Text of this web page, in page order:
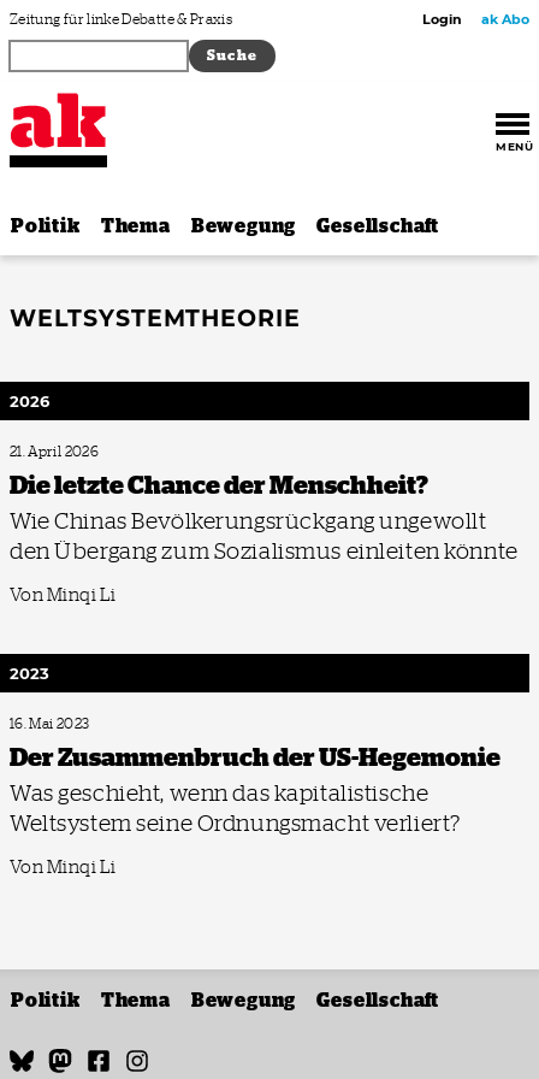
Zum Inhalt springen
Zeitung für linke Debatte & Praxis Login ak Abo
MENÜ
Politik Thema Bewegung Gesellschaft
WELTSYSTEMTHEORIE
2026
21. April 2026
Die letzte Chance der Menschheit?
Wie Chinas Bevölkerungsrückgang ungewollt
den Übergang zum Sozialismus einleiten könnte
Von Minqi Li
2023
16. Mai 2023
Der Zusammen­bruch der US-Hegemonie
Was geschieht, wenn das kapitalistische
Weltsystem seine Ordnungsmacht verliert?
Von Minqi Li
Politik Thema Bewegung Gesellschaft